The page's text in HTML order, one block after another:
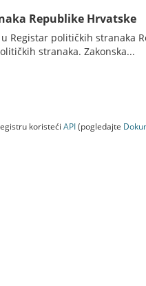
Republike Hrvatske
Registar političkih stranaka
stranaka. Zakonska...
koristeći API(pogledajte